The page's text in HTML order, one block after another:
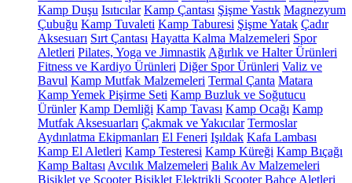
Kamp Duşu Isıtıcılar Kamp Çantası Şişme Yastık Magnezyum
Çubuğu Kamp Tuvaleti Kamp Taburesi Şişme Yatak Çadır
Aksesuarı Sırt Çantası Hayatta Kalma Malzemeleri Spor
Aletleri Pilates, Yoga ve Jimnastik Ağırlık ve Halter Ürünleri
Fitness ve Kardiyo Ürünleri Diğer Spor Ürünleri Valiz ve
Bavul Kamp Mutfak Malzemeleri Termal Çanta Matara
Kamp Yemek Pişirme Seti Kamp Buzluk ve Soğutucu
Ürünler Kamp Demliği Kamp Tavası Kamp Ocağı Kamp
Mutfak Aksesuarları Çakmak ve Yakıcılar Termoslar
Aydınlatma Ekipmanları El Feneri Işıldak Kafa Lambası
Kamp El Aletleri Kamp Testeresi Kamp Küreği Kamp Bıçağı
Kamp Baltası Avcılık Malzemeleri Balık Av Malzemeleri
Bisiklet ve Scooter Bisiklet Elektrikli Scooter Bahçe Aletleri